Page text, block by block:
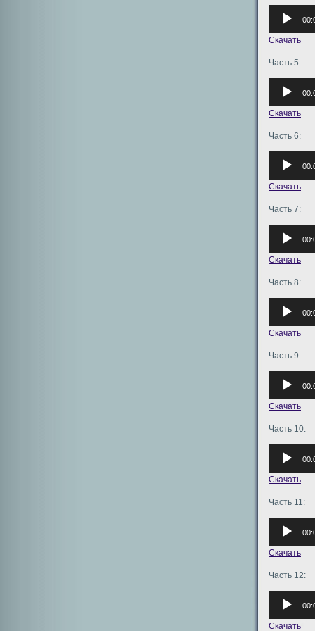
Аудиоплеер
Скачать
Часть 5:
Аудиоплеер
Скачать
Часть 6:
Аудиоплеер
Скачать
Часть 7:
Аудиоплеер
Скачать
Часть 8:
Аудиоплеер
Скачать
Часть 9:
Аудиоплеер
Скачать
Часть 10:
Аудиоплеер
Скачать
Часть 11:
Аудиоплеер
Скачать
Часть 12:
Аудиоплеер
Скачать